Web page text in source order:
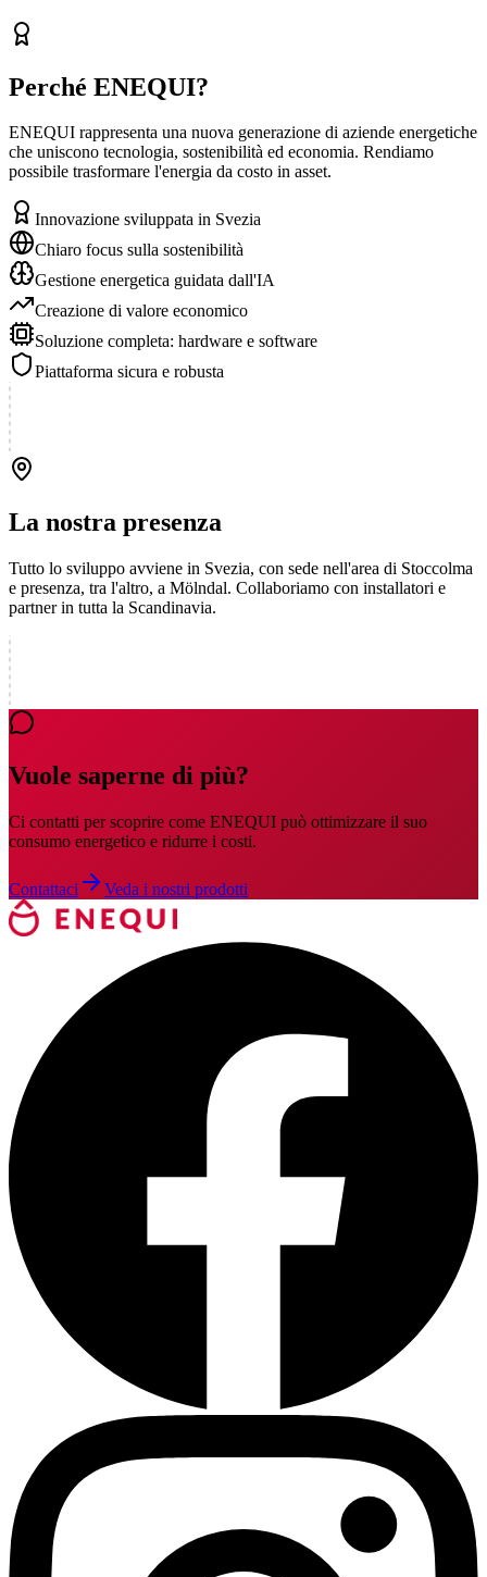
Perché ENEQUI?
ENEQUI rappresenta una nuova generazione di aziende energetiche
che uniscono tecnologia, sostenibilità ed economia. Rendiamo
possibile trasformare l'energia da costo in asset.
Innovazione sviluppata in Svezia
Chiaro focus sulla sostenibilità
Gestione energetica guidata dall'IA
Creazione di valore economico
Soluzione completa: hardware e software
Piattaforma sicura e robusta
La nostra presenza
Tutto lo sviluppo avviene in Svezia, con sede nell'area di Stoccolma
e presenza, tra l'altro, a Mölndal. Collaboriamo con installatori e
partner in tutta la Scandinavia.
Vuole saperne di più?
Ci contatti per scoprire come ENEQUI può ottimizzare il suo
consumo energetico e ridurre i costi.
Contattaci Veda i nostri prodotti